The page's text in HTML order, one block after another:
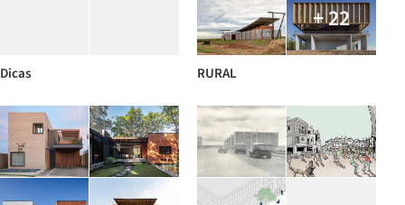
Dicas
+ 22
RURAL